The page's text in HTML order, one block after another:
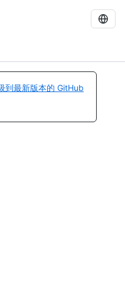
到最新版本的 GitHub